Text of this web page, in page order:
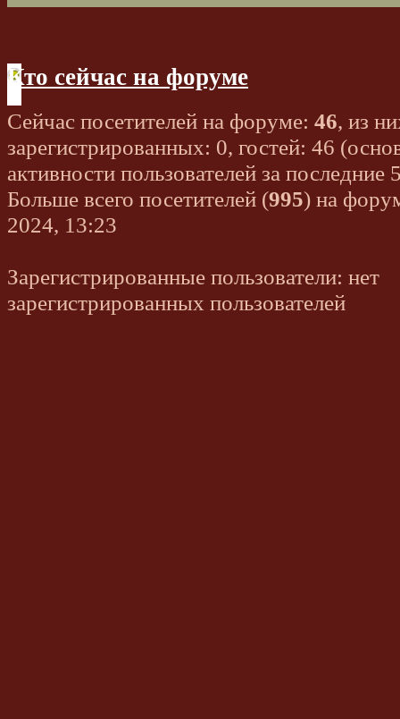
Кто сейчас на форуме
Сейчас посетителей на форуме: 46, из
зарегистрированных: 0, гостей: 46
активности пользователей за последние
Больше всего посетителей (995) на
2024, 13:23
Зарегистрированные пользователи: нет
зарегистрированных пользователей